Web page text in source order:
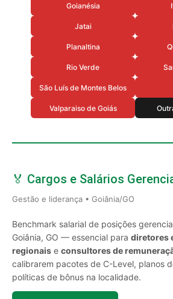
Goianésia
Jatai
Planaltina
Rio Verde
São Luís de Montes Belos
Valparaiso de Goiás
🏅 Cargos e Salários
Gestão e liderança • Goiânia/GO
Benchmark salarial de posições
Goiânia, GO — essencial para diretores
regionais e consultores de
calibrarem pacotes de C-Level, planos
políticas de bônus na localidade.